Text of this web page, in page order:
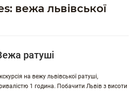
вежа львівської
ратуші
на вежу львівської ратуші,
1 година. Побачити Львів з висоти